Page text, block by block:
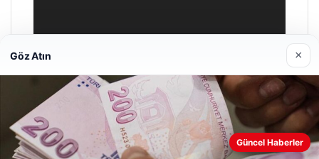
Enes Kaplan Avukatlık Bürosu
28/04/2026
Web sitemizi nasıl kullandığınızı daha iyi anlayabilmek,
Göz Atın ×
Güncel Haberler